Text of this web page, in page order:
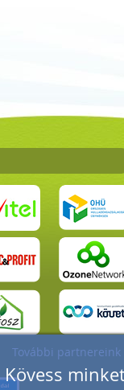
Kövess
További partnereink